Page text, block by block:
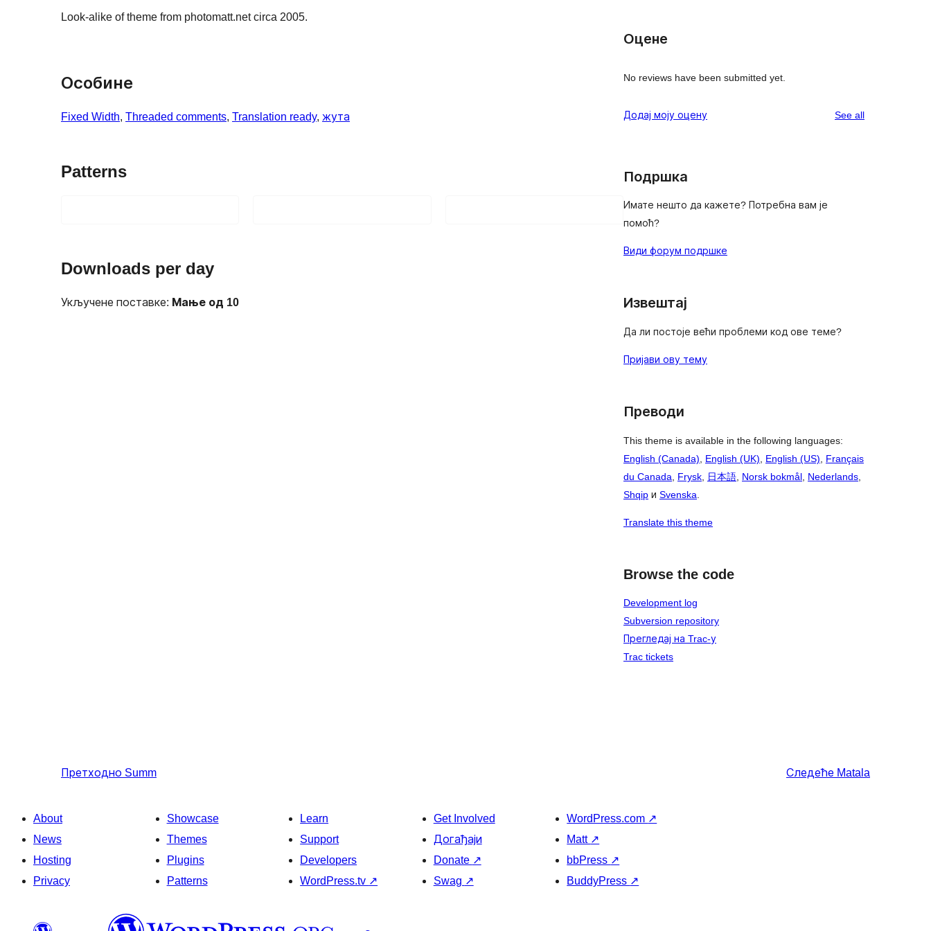
Look-alike of theme from photomatt.net circa 2005.
Особине
Fixed Width, Threaded comments, Translation ready, жута
Patterns
Downloads per day
Укључене поставке: Мање од 10
Оцене
No reviews have been submitted yet.
Додај моју оцену See allreviews
Подршка
Имате нешто да кажете? Потребна вам је
помоћ?
Види форум подршке
Извештај
Да ли постоје већи проблеми код ове теме?
Пријави ову тему
Преводи
This theme is available in the following languages:
English (Canada)
English (UK) English (US)
Français
du Canada
Frysk 日本語 Norsk bokmål Nederlands
Shqip и Svenska
Translate this theme
Browse the code
Development log
Subversion repository
Прегледај на Trac-у
Trac tickets
Претходно Summ Следеће Matala
About
News
Hosting
Privacy
Showcase
Themes
Plugins
Patterns
Learn
Support
Developers
WordPress.tv ↗
Get Involved
Догађаји
Donate ↗
Swag ↗
WordPress.com ↗
Matt ↗
bbPress ↗
BuddyPress ↗